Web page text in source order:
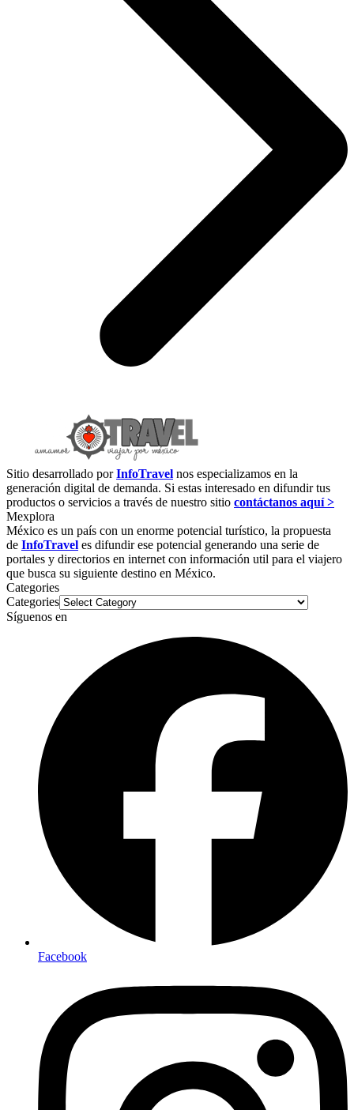
Sitio desarrollado porInfoTravel nos especializamos en la
generación digital de demanda. Si estas interesado en difundir tus
productos o servicios a través de nuestro sitio contáctanos aquí >
Mexplora
México es un país con un enorme potencial turístico, la propuesta
de InfoTravel es difundir ese potencial generando una serie de
portales y directorios en internet con información util para el viajero
que busca su siguiente destino en México.
Categories
Categories
Síguenos en
Facebook